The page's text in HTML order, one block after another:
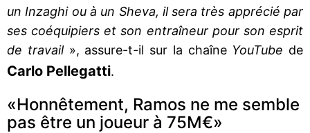
un Inzaghi ou à un Sheva, il sera très apprécié par
ses coéquipiers et son entraîneur pour son esprit
de travail», assure-t-il sur la chaîne YouTube de
Carlo Pellegatti.
«Honnêtement, Ramos ne me semble
pas être un joueur à 75M€»